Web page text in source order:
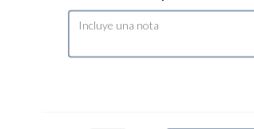
Pan multigrano